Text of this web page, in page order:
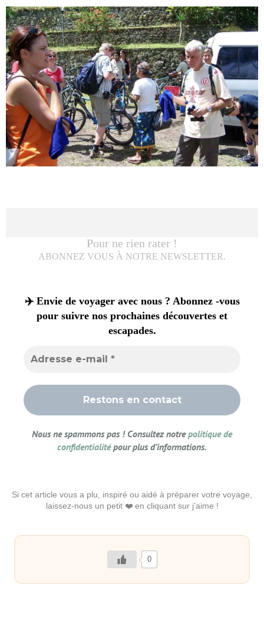
Pour ne rien rater !
ABONNEZ VOUS À NOTRE NEWSLETTER.
✈️ Envie de voyager avec nous ? Abonnez -vous
pour suivre nos prochaines découvertes et
escapades.
Nous ne spammons pas ! Consultez notrepolitique de
confidentialitépour plus d’informations.
Si cet article vous a plu, inspiré ou aidé à préparer votre voyage,
laissez-nous un petit ❤️ en cliquant sur j’aime !
0